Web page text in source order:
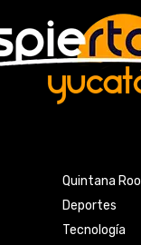
Quintana Roo
Deportes
Tecnología